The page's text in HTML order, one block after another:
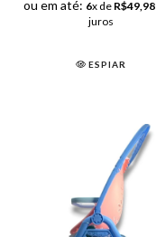
ou em até: 6x de R$49,98
juros
ESPIAR